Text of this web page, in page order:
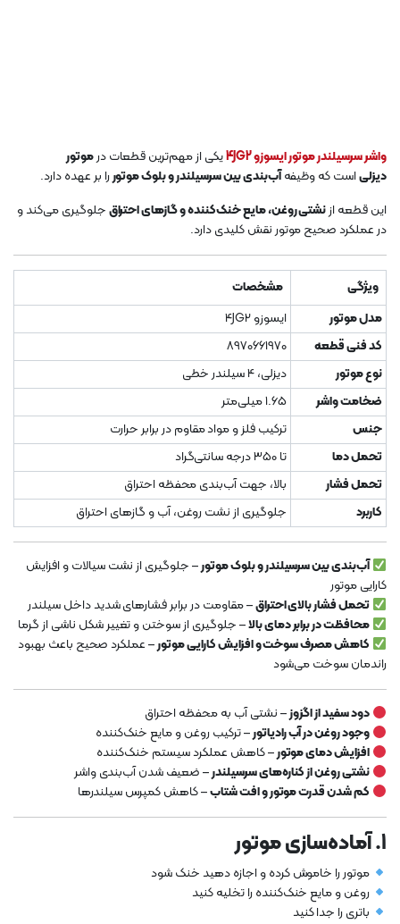
واشر سرسیلندر موتور ایسوزو 4JG2 یکی از مهم‌ترین قطعات درموتور
دیزلیاست که وظیفهآب‌بندی بین سرسیلندر و بلوک موتوررا بر عهده دارد.
این قطعه ازنشتی روغن، مایع خنک‌کننده و گازهای احتراقجلوگیری می‌کند و
در عملکرد صحیح موتور نقش کلیدی دارد.
ویژگی
مشخصات
مدل موتور
ایسوزو 4JG2
کد فنی قطعه
8970661970
نوع موتور
دیزلی، 4 سیلندر خطی
ضخامت واشر
1.65 میلی‌متر
جنس
ترکیب فلز و مواد مقاوم در برابر حرارت
تحمل دما
تا 350 درجه سانتی‌گراد
تحمل فشار
بالا، جهت آب‌بندی محفظه احتراق
کاربرد
جلوگیری از نشت روغن، آب و گازهای احتراق
آب‌بندی بین سرسیلندر و بلوک موتور– جلوگیری از نشت سیالات و افزایش
کارایی موتور
تحمل فشار بالای احتراق– مقاومت در برابر فشارهای شدید داخل سیلندر
محافظت در برابر دمای بالا– جلوگیری از سوختن و تغییر شکل ناشی از گرما
کاهش مصرف سوخت و افزایش کارایی موتور– عملکرد صحیح باعث بهبود
راندمان سوخت می‌شود
دود سفید از اگزوز– نشتی آب به محفظه احتراق
وجود روغن در آب رادیاتور– ترکیب روغن و مایع خنک‌کننده
افزایش دمای موتور– کاهش عملکرد سیستم خنک‌کننده
نشتی روغن از کناره‌های سرسیلندر– ضعیف شدن آب‌بندی واشر
کم شدن قدرت موتور و افت شتاب– کاهش کمپرس سیلندرها
1. آماده‌سازی موتور
موتور را خاموش کرده و اجازه دهید خنک شود
روغن و مایع خنک‌کننده را تخلیه کنید
باتری را جدا کنید